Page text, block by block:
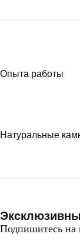
Опыта работы
Натуральные
Подпишитесь на